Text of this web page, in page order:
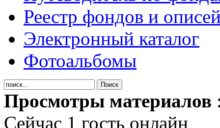
Реестр фондов и
Электронный каталог
Фотоальбомы
Просмотры материалов
Сейчас 1 гость онлайн